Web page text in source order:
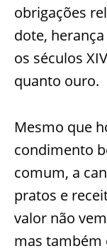
obrigações
dote,
os séculos
quanto ouro.
Mesmo que
condimento
comum, a
pratos e
valor não
mas também